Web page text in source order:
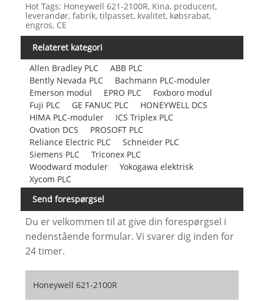
Hot Tags: Honeywell 621-2100R, Kina, producent,
leverandør, fabrik, tilpasset, kvalitet, købsrabat,
engros, CE
Relateret kategori
Allen Bradley PLC
ABB PLC
Bently Nevada PLC
Bachmann PLC-moduler
Emerson modul
EPRO PLC
Foxboro modul
Fuji PLC
GE FANUC PLC
HONEYWELL DCS
HIMA PLC-moduler
ICS Triplex PLC
Ovation DCS
PROSOFT PLC
Reliance Electric PLC
Schneider PLC
Siemens PLC
Triconex PLC
Woodward moduler
Yokogawa elektrisk
Xycom PLC
Send forespørgsel
Du er velkommen til at give din forespørgsel i
nedenstående formular. Vi svarer dig inden for
24 timer.